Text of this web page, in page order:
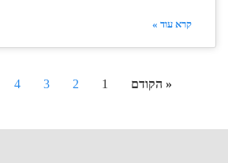
קרא עוד »
« הקודם 1
2
3
4